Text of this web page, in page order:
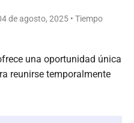
de agosto, 2025 • Tiempo
una oportunidad única
reunirse temporalmente